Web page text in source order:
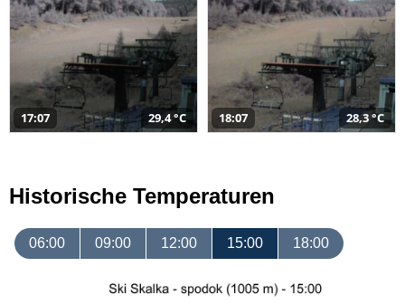
17:07 29,4 °C 18:07 28,3 °C
Historische Temperaturen
06:00 09:00 12:00 15:00 18:00